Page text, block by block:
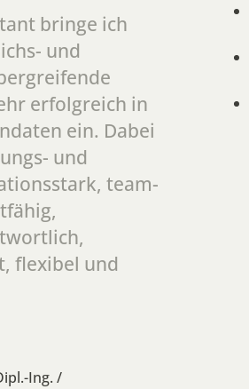
bringe ich
und
erfolgreich in
ein. Dabei
und
team-
flexibel und
Ing. /